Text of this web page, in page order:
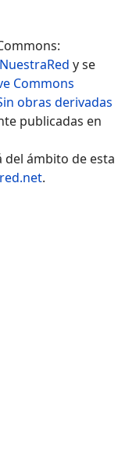
NuestraRed y se
Commons
obras derivadas
publicadas en
del ámbito de esta
.